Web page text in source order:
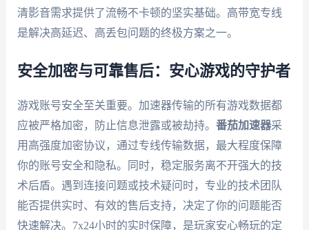
清影音需求提供了流畅不卡顿的坚实基础。高带宽专线
是解决高延迟、高丢包问题的终极方案之一。
安全加密与可靠售后：安心游戏的守护者
游戏账号安全至关重要。加速器传输的所有游戏数据都
应被严格加密，防止信息泄露或被劫持。 番茄加速器采
用高强度加密协议，通过专线传输数据，最大程度保障
你的账号安全和隐私。同时，稳定服务离不开强大的技
术后盾。遇到连接问题或技术疑问时，专业的技术团队
能否提供实时、有效的售后支持，决定了你的问题能否
快速解决。7x24小时的实时保障，是玩家安心畅玩的定